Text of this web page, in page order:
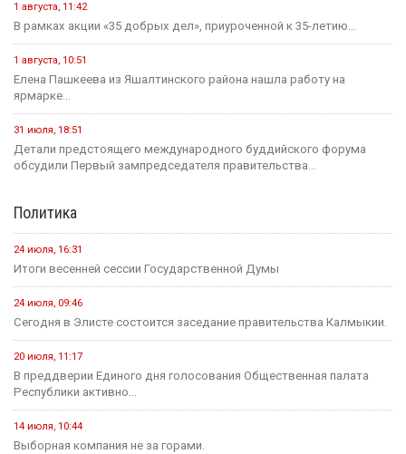
1 августа, 11:42
В рамках акции «35 добрых дел», приуроченной к 35-летию...
1 августа, 10:51
Елена Пашкеева из Яшалтинского района нашла работу на
ярмарке...
31 июля, 18:51
Детали предстоящего международного буддийского форума
обсудили Первый зампредседателя правительства...
Политика
24 июля, 16:31
Итоги весенней сессии Государственной Думы
24 июля, 09:46
Сегодня в Элисте состоится заседание правительства Калмыкии.
20 июля, 11:17
В преддверии Единого дня голосования Общественная палата
Республики активно...
14 июля, 10:44
Выборная компания не за горами.